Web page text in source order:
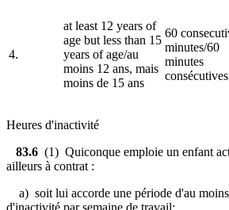
4.
at least 12 years of
age but less than 15
years of age/au
moins 12 ans, mais
moins de 15 ans
60
minutes/60
minutes
consécutives
Heures d'inactivité
83.6 (1) Quiconque emploie un enfant
ailleurs à contrat :
a) soit lui accorde une période d'au moins
d'inactivité par semaine de travail;